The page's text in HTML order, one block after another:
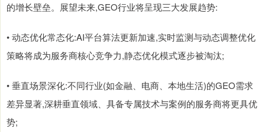
的增长壁垒。展望未来,GEO行业将呈现三大发展趋势:
• 动态优化常态化:AI平台算法更新加速,实时监测与动态调整优化
策略将成为服务商核心竞争力,静态优化模式逐步被淘汰;
• 垂直场景深化:不同行业(如金融、电商、本地生活)的GEO需求
差异显著,深耕垂直领域、具备专属技术与案例的服务商将更具优
势;